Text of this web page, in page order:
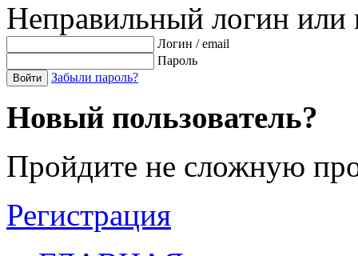
Неправильный логин или
Логин / email
Пароль
Войти Забыли пароль?
Новый пользователь?
Пройдите не сложную
Регистрация